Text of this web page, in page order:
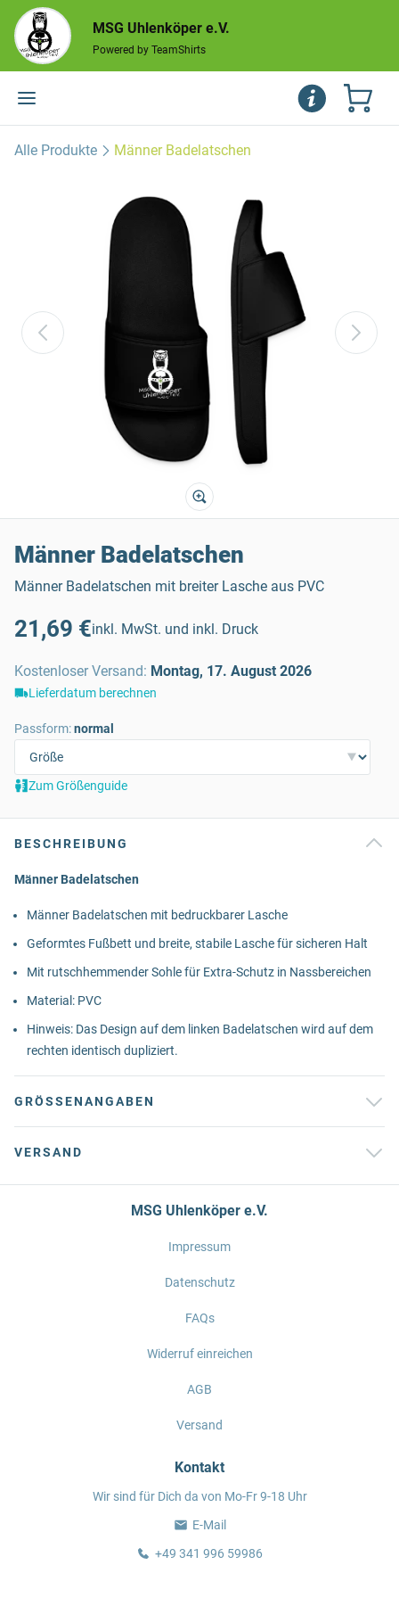
MSG Uhlenköper e.V.
Powered by TeamShirts
Alle Produkte Männer Badelatschen
Männer Badelatschen
Männer Badelatschen mit breiter Lasche aus PVC
21,69 €inkl. MwSt. und inkl. Druck
Kostenloser Versand: Montag, 17. August 2026
Lieferdatum berechnen
Passform:normal
Zum Größenguide
BESCHREIBUNG
Männer Badelatschen
Männer Badelatschen mit bedruckbarer Lasche
Geformtes Fußbett und breite, stabile Lasche für sicheren Halt
Mit rutschhemmender Sohle für Extra-Schutz in Nassbereichen
Material: PVC
Hinweis: Das Design auf dem linken Badelatschen wird auf dem
rechten identisch dupliziert.
GRÖSSENANGABEN
VERSAND
MSG Uhlenköper e.V.
Impressum
Datenschutz
FAQs
Widerruf einreichen
AGB
Versand
Kontakt
Wir sind für Dich da von Mo-Fr 9-18 Uhr
E-Mail
+49 341 996 59986